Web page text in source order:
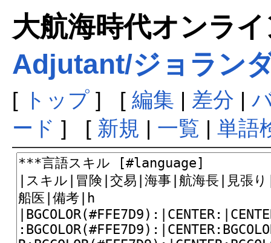
大航海時代オンラ
Adjutant/ジョラン
[ トップ] [ 編集 | 差分 |
ード ] [ 新規 | 一覧 | 単語